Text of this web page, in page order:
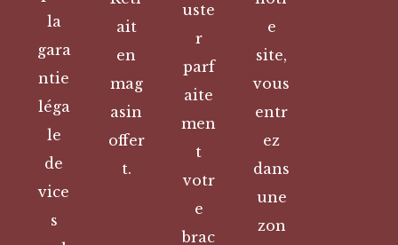
la
gara
ntie
léga
le
de
vice
s
ait
en
mag
asin
offer
t.
uste
r
parf
aite
men
t
votr
e
brac
e
site,
vous
entr
ez
dans
une
zon